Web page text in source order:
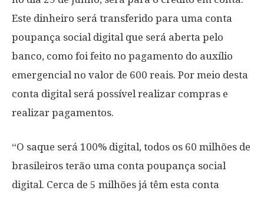
Este dinheiro será transferido para uma conta
poupança social digital que será aberta pelo
banco, como foi feito no pagamento do auxílio
emergencial no valor de 600 reais. Por meio desta
conta digital será possível realizar compras e
realizar pagamentos.
“O saque será 100% digital, todos os 60 milhões de
brasileiros terão uma conta poupança social
digital. Cerca de 5 milhões já têm esta conta